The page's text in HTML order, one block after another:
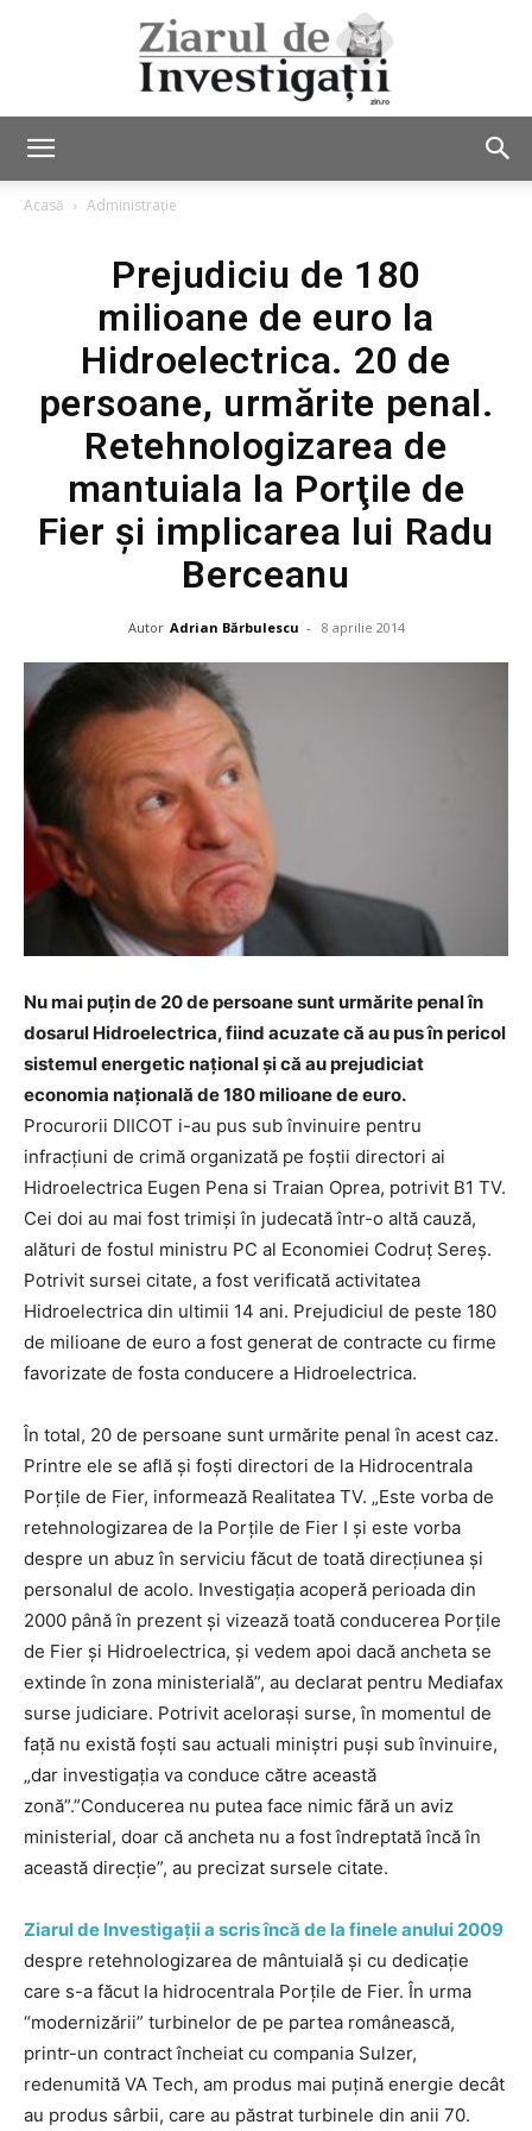
Acasă Administrație
Prejudiciu de 180
milioane de euro la
Hidroelectrica. 20 de
persoane, urmărite penal.
Retehnologizarea de
mantuiala la Porţile de
Fier şi implicarea lui Radu
Berceanu
Autor Adrian Bărbulescu - 8 aprilie 2014
Nu mai puţin de 20 de persoane sunt urmărite penal în
dosarul Hidroelectrica, fiind acuzate că au pus în pericol
sistemul energetic naţional şi că au prejudiciat
economia naţională de 180 milioane de euro.
Procurorii DIICOT i-au pus sub învinuire pentru
infracţiuni de crimă organizată pe foştii directori ai
Hidroelectrica Eugen Pena si Traian Oprea, potrivit B1 TV.
Cei doi au mai fost trimişi în judecată într-o altă cauză,
alături de fostul ministru PC al Economiei Codruţ Sereş.
Potrivit sursei citate, a fost verificată activitatea
Hidroelectrica din ultimii 14 ani. Prejudiciul de peste 180
de milioane de euro a fost generat de contracte cu firme
favorizate de fosta conducere a Hidroelectrica.
În total, 20 de persoane sunt urmărite penal în acest caz.
Printre ele se află şi foşti directori de la Hidrocentrala
Porţile de Fier, informează Realitatea TV. „Este vorba de
retehnologizarea de la Porţile de Fier I şi este vorba
despre un abuz în serviciu făcut de toată direcţiunea şi
personalul de acolo. Investigaţia acoperă perioada din
2000 până în prezent şi vizează toată conducerea Porţile
de Fier şi Hidroelectrica, şi vedem apoi dacă ancheta se
extinde în zona ministerială”, au declarat pentru Mediafax
surse judiciare. Potrivit aceloraşi surse, în momentul de
faţă nu există foşti sau actuali miniştri puşi sub învinuire,
„dar investigaţia va conduce către această
zonă”.”Conducerea nu putea face nimic fără un aviz
ministerial, doar că ancheta nu a fost îndreptată încă în
această direcţie”, au precizat sursele citate.
Ziarul de Investigaţii a scris încă de la finele anului 2009
despre retehnologizarea de mântuială şi cu dedicaţie
care s-a făcut la hidrocentrala Porţile de Fier. În urma
“modernizării” turbinelor de pe partea românească,
printr-un contract încheiat cu compania Sulzer,
redenumită VA Tech, am produs mai puţină energie decât
au produs sârbii, care au păstrat turbinele din anii 70.